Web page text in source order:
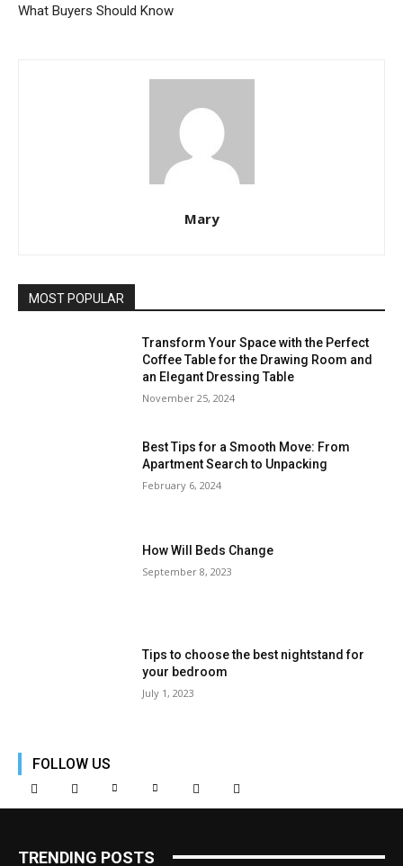
What Buyers Should Know
Mary
MOST POPULAR
Transform Your Space with the Perfect
Coffee Table for the Drawing Room and
an Elegant Dressing Table
November 25, 2024
Best Tips for a Smooth Move: From
Apartment Search to Unpacking
February 6, 2024
How Will Beds Change
September 8, 2023
Tips to choose the best nightstand for
your bedroom
July 1, 2023
FOLLOW US
TRENDING POSTS